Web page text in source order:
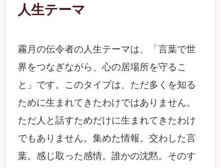
人生テーマ
霧月の伝令者の人生テーマは、「言葉で世
界をつなぎながら、心の居場所を守るこ
と」です。このタイプは、ただ多くを知る
ために生まれてきたわけではありません。
ただ人と話すためだけに生まれてきたわけ
でもありません。集めた情報。交わした言
葉。感じ取った感情。誰かの沈黙。そのす